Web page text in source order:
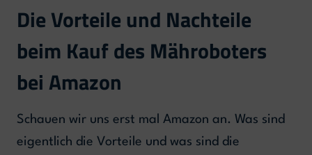
Die Vorteile und Nachteile
beim Kauf des Mähroboters
bei Amazon
Schauen wir uns erst mal Amazon an. Was sind
eigentlich die Vorteile und was sind die